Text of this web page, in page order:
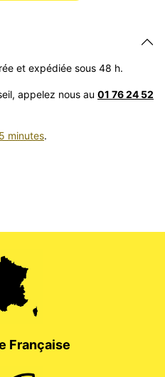
et expédiée sous 48 h.
appelez nous au 01 76 24 52
minutes.
Française